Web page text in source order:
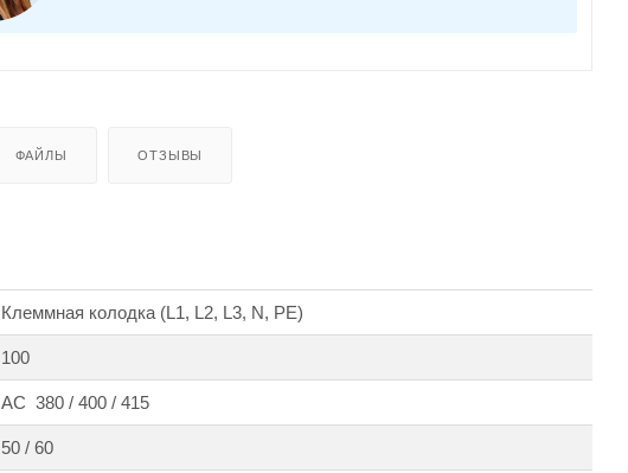
ФАЙЛЫ ОТЗЫВЫ
Клеммная колодка (L1, L2, L3, N, PE)
100
АС 380 / 400 / 415
50 / 60